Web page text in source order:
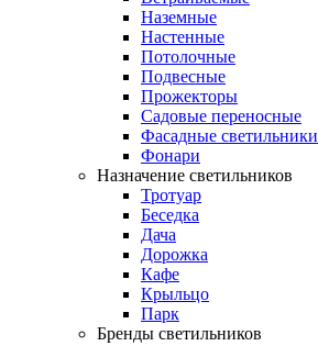
Наземные
Настенные
Потолочные
Подвесные
Прожекторы
Садовые переносные
Фасадные светильники
Фонари
Назначение светильников
Тротуар
Беседка
Дача
Дорожка
Кафе
Крыльцо
Парк
Бренды светильников